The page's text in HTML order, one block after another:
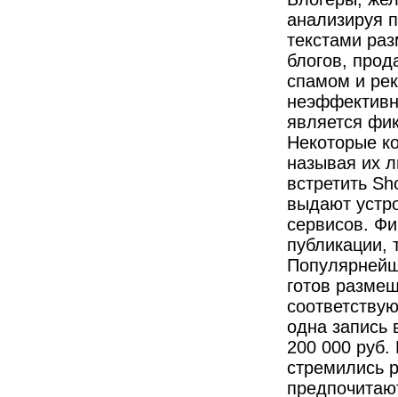
анализируя
текстами
блогов,
спамом и
является
Некоторые
называя их
встретить
выдают
сервисов.
публикации,
готов
одна запись
200 000
стремились